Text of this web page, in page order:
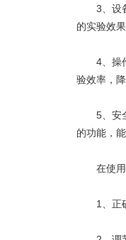
3、设备
的实验效
4、操作
验效率，
5、安全
的功能，
在使用
1、正确